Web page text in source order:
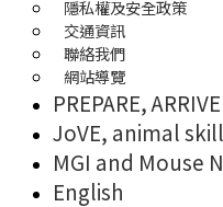
隱私權及安全政策
交通資訊
聯絡我們
網站導覽
PREPARE,
JoVE, animal
MGI and Mouse
English